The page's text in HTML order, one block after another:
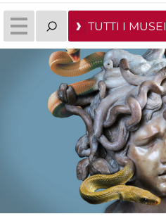
TUTTI I MUSEI